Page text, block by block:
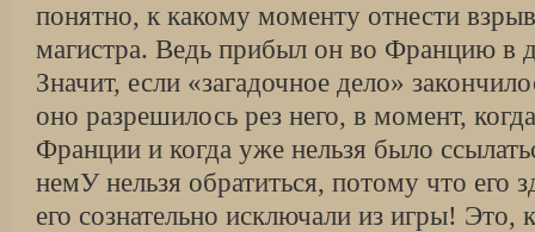
понятно, к какому моменту отнести
магистра. Ведь прибыл он во Францию в
Значит, если «загадочное дело»
оно разрешилось рез него, в момент,
Франции и когда уже нельзя было
немУ нельзя обратиться, потому что его
его сознательно исключали из игры! Это,